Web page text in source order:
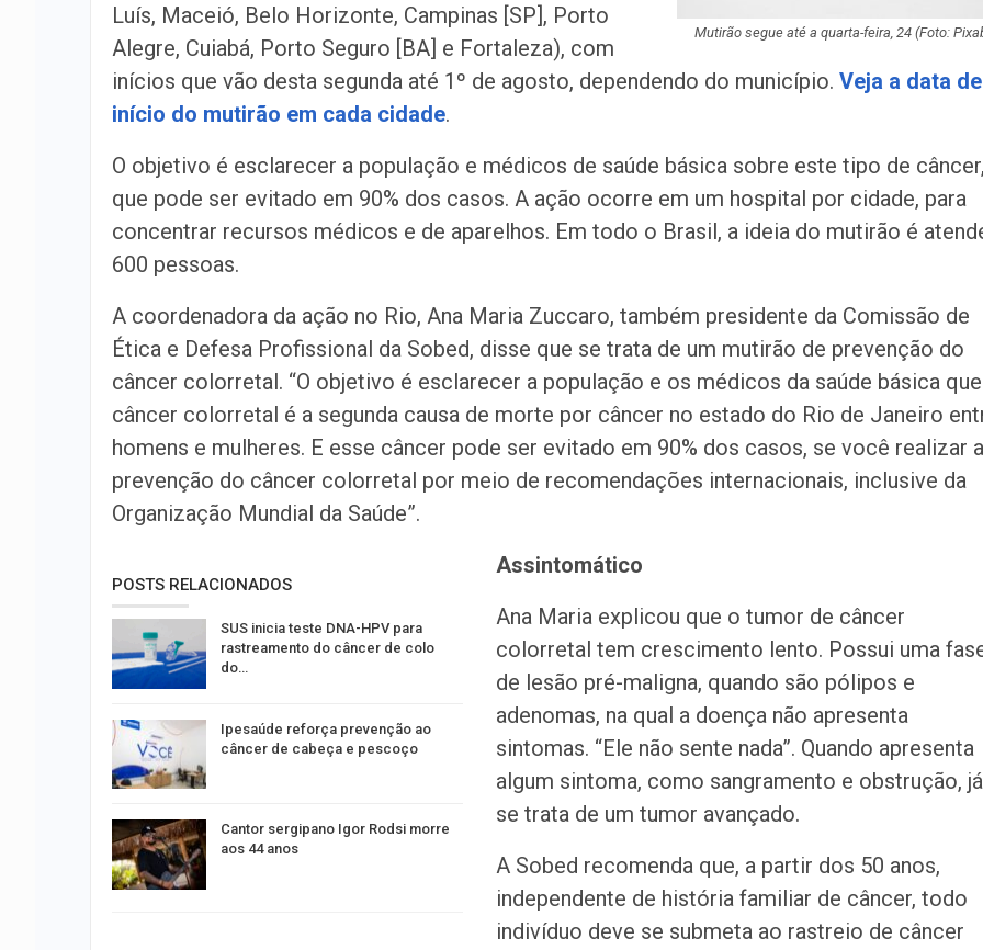
Mutirão segue até a quarta-feira, 24 (Foto:
Luís, Maceió, Belo Horizonte, Campinas [SP], Porto
Alegre, Cuiabá, Porto Seguro [BA] e Fortaleza), com
inícios que vão desta segunda até 1º de agosto, dependendo do município. Veja a data de
início do mutirão em cada cidade.
O objetivo é esclarecer a população e médicos de saúde básica sobre este tipo de
que pode ser evitado em 90% dos casos. A ação ocorre em um hospital por cidade, para
concentrar recursos médicos e de aparelhos. Em todo o Brasil, a ideia do mutirão é
600 pessoas.
A coordenadora da ação no Rio, Ana Maria Zuccaro, também presidente da Comissão de
Ética e Defesa Profissional da Sobed, disse que se trata de um mutirão de prevenção do
câncer colorretal. “O objetivo é esclarecer a população e os médicos da saúde básica
câncer colorretal é a segunda causa de morte por câncer no estado do Rio de Janeiro
homens e mulheres. E esse câncer pode ser evitado em 90% dos casos, se você realizar a
prevenção do câncer colorretal por meio de recomendações internacionais, inclusive da
Organização Mundial da Saúde”.
POSTS RELACIONADOS
SUS inicia teste DNA-HPV para
rastreamento do câncer de colo
do…
Ipesaúde reforça prevenção ao
câncer de cabeça e pescoço
Cantor sergipano Igor Rodsi morre
aos 44 anos
Assintomático
Ana Maria explicou que o tumor de câncer
colorretal tem crescimento lento. Possui uma
de lesão pré-maligna, quando são pólipos e
adenomas, na qual a doença não apresenta
sintomas. “Ele não sente nada”. Quando apresenta
algum sintoma, como sangramento e obstrução, já
se trata de um tumor avançado.
A Sobed recomenda que, a partir dos 50 anos,
independente de história familiar de câncer, todo
indivíduo deve se submeta ao rastreio de câncer
A Fabulosa
Tempo
Mulher é